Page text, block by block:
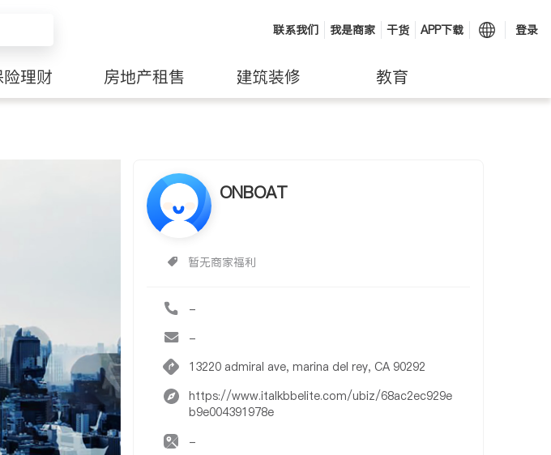
联系我们 我是商家 干货 APP下载 登录
险理财 房地产租售 建筑装修 教育
ONBOAT
暂无商家福利
-
-
13220 admiral ave, marina del rey, CA 90292
https://www.italkbbelite.com/ubiz/68ac2ec929e
b9e004391978e
-